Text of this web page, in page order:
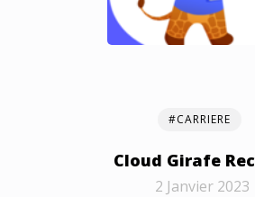
#CARRIERE
Cloud Girafe
2 Janvier 2023